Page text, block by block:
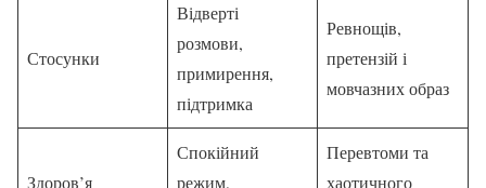
Стосунки
Відверті
розмови,
примирення,
підтримка
Ревнощів,
претензій і
мовчазних образ
Здоров’я
Спокійний
режим,
Перевтоми та
хаотичного